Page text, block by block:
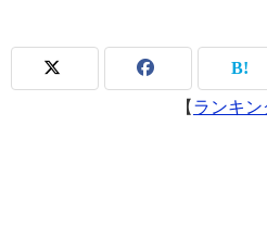
【 ランキ